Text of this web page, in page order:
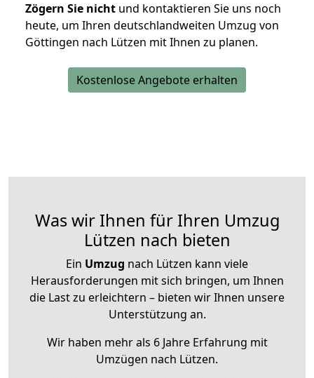
Zögern Sie nicht und kontaktieren Sie uns noch
heute, um Ihren deutschlandweiten Umzug von
Göttingen nach Lützen mit Ihnen zu planen.
Kostenlose Angebote erhalten
Was wir Ihnen für Ihren Umzug
Lützen nach bieten
Ein Umzug nach Lützen kann viele
Herausforderungen mit sich bringen, um Ihnen
die Last zu erleichtern – bieten wir Ihnen unsere
Unterstützung an.
Wir haben mehr als 6 Jahre Erfahrung mit
Umzügen nach Lützen.